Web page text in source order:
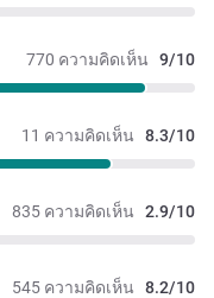
770 ความคิดเห็น 9/10
11 ความคิดเห็น 8.3/10
835 ความคิดเห็น 2.9/10
545 ความคิดเห็น 8.2/10